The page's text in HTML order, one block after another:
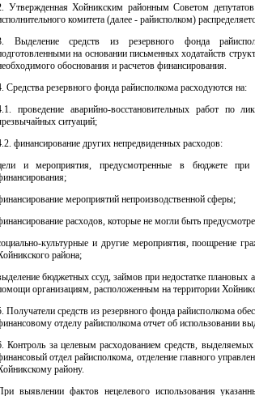
Утвержденная Хойникским районным Советом
комитета (далее - райисполком)
Выделение средств из резервного фонда
на основании письменных ходатайств
обоснования и расчетов финансирования.
Средства резервного фонда райисполкома расходуются на:
проведение аварийно-восстановительных работ по
ситуаций;
финансирование других непредвиденных расходов:
и мероприятия, предусмотренные в бюджете при
мероприятий непроизводственной сферы;
расходов, которые не могли быть
культурные и другие мероприятия, поощрение
района;
бюджетных ссуд, займов при недостатке плановых
организациям, расположенным на территории
Получатели средств из резервного фонда райисполкома
отделу райисполкома отчет об использовании
Контроль за целевым расходованием средств,
отдел райисполкома, отделение главного
району.
выявлении фактов нецелевого использования